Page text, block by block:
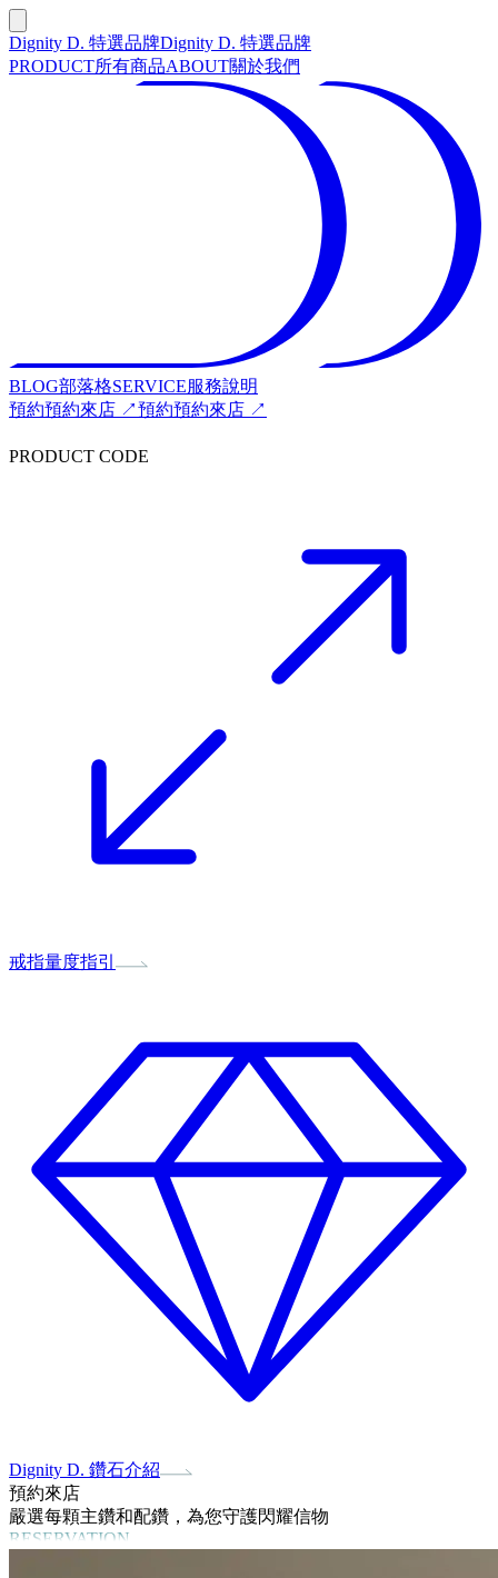
Dignity D. 特選品牌Dignity D. 特選品牌
PRODUCT所有商品ABOUT關於我們
BLOG部落格SERVICE服務說明
預約預約來店 ↗預約預約來店 ↗
PRODUCT CODE
戒指量度指引
Dignity D. 鑽石介紹
預約來店
嚴選每顆主鑽和配鑽，為您守護閃耀信物
RESERVATION